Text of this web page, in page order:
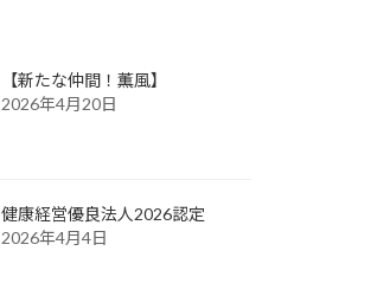
【新たな仲間！薫風】
2026年4月20日
健康経営優良法人2026認定
2026年4月4日